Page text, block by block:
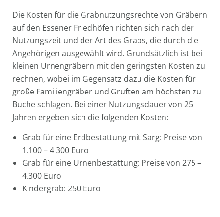
Die Kosten für die Grabnutzungsrechte von Gräbern
auf den Essener Friedhöfen richten sich nach der
Nutzungszeit und der Art des Grabs, die durch die
Angehörigen ausgewählt wird. Grundsätzlich ist bei
kleinen Urnengräbern mit den geringsten Kosten zu
rechnen, wobei im Gegensatz dazu die Kosten für
große Familiengräber und Gruften am höchsten zu
Buche schlagen. Bei einer Nutzungsdauer von 25
Jahren ergeben sich die folgenden Kosten:
Grab für eine Erdbestattung mit Sarg: Preise von
1.100 – 4.300 Euro
Grab für eine Urnenbestattung: Preise von 275 –
4.300 Euro
Kindergrab: 250 Euro